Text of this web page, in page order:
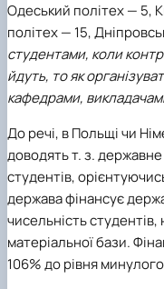
Одеський політех — 5,
політех — 15,
студентами, коли
йдуть, то як
кафедрами,
До речі, в Польщі чи
доводять т. з.
студентів,
держава фінансує
чисельність
матеріальної бази.
106% до рівня